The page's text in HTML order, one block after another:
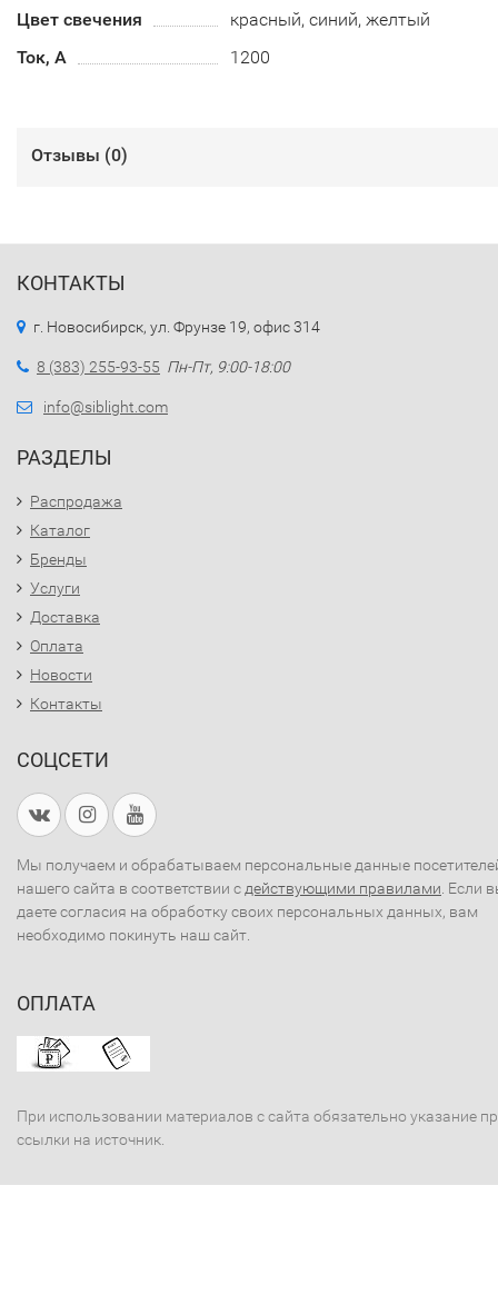
Цвет свечения
красный, синий, желтый
Ток, А
1200
Отзывы (0)
КОНТАКТЫ
г. Новосибирск, ул. Фрунзе 19, офис 314
8 (383) 255-93-55 Пн-Пт, 9:00-18:00
info@siblight.com
РАЗДЕЛЫ
Распродажа
Каталог
Бренды
Услуги
Доставка
Оплата
Новости
Контакты
СОЦСЕТИ
Мы получаем и обрабатываем персональные данные
нашего сайта в соответствии с действующими правилами . Если
даете согласия на обработку своих персональных данных, вам
необходимо покинуть наш сайт.
ОПЛАТА
При использовании материалов с сайта обязательно указание
ссылки на источник.